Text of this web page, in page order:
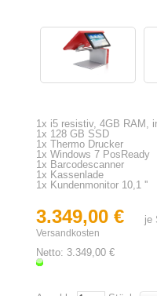
1x i5 resistiv, 4GB RAM,
1x 128 GB SSD
1x Thermo Drucker
1x Windows 7 PosReady
1x Barcodescanner
1x Kassenlade
1x Kundenmonitor 10,1 ''
3.349,00 € je
Versandkosten
Netto: 3.349,00 €